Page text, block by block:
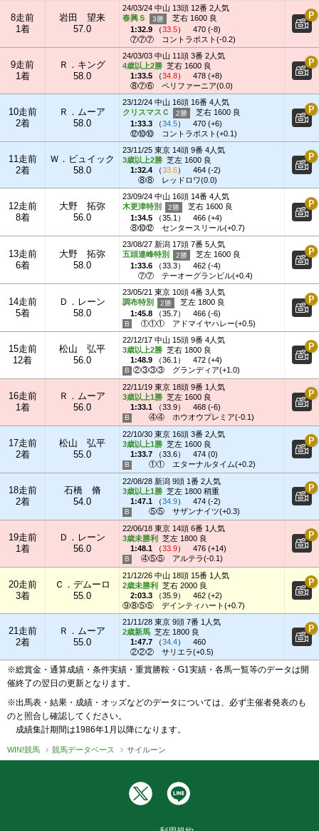
8走前
1着
岩田 望来
57.0
24/03/24 中山 13頭 12番 2人気
春興Ｓ
芝右 1600 良
1:32.9 （33.5）
470 (-8)
⑦⑦⑦
コントラポスト(-0.2)
9走前
1着
Ｒ．キング
58.0
24/03/03 中山 11頭 3番 2人気
4歳以上2勝 芝右 1600 良
1:33.5 （34.8）
478 (+8)
⑧⑦⑥
ペリファーニア(0.0)
10走前
2着
Ｒ．ムーア
58.0
23/12/24 中山 16頭 16番 4人気
クリスマスＣ
芝右 1600 良
1:33.3 （34.5）
470 (+6)
⑫⑩⑩
コントラポスト(+0.1)
11走前
2着
Ｗ．ビュイック
58.0
23/11/25 東京 14頭 9番 4人気
3歳以上2勝 芝左 1600 良
1:32.4 （33.6）
464 (-2)
⑧⑧
レッドロワ(0.0)
12走前
8着
大野 拓弥
56.0
23/09/24 中山 16頭 14番 4人気
木更津特別
芝右 1600 良
1:34.5 （35.1 ）
466 (+4)
⑧⑩⑫
センタースリール(+0.7)
13走前
6着
大野 拓弥
58.0
23/08/27 新潟 17頭 7番 5人気
五頭連峰特別
芝左 1600 良
1:33.6 （33.3）
462 (-4)
⑦⑦
テーオーグランビル(+0.4)
14走前
5着
Ｄ．レーン
58.0
23/05/21 東京 10頭 4番 3人気
調布特別
芝左 1800 良
1:45.8 （35.7）
466 (-6)
①①①
アドマイヤハレー(+0.5)
15走前
12着
松山 弘平
56.0
22/12/17 中山 15頭 9番 4人気
3歳以上2勝 芝右 1800 良
1:48.9 （36.1 ）
472 (+4)
②③③③
グランディア(+1.0)
16走前
1着
Ｒ．ムーア
56.0
22/11/19 東京 18頭 9番 1人気
3歳以上1勝 芝左 1600 良
1:33.1 （33.9）
468 (-6)
④④
ホウオウプレミア(-0.1)
17走前
2着
松山 弘平
55.0
22/10/30 東京 16頭 3番 2人気
3歳以上1勝 芝左 1600 良
1:33.7 （33.6）
474 (0)
①①
エターナルタイム(+0.2)
18走前
2着
石橋 脩
54.0
22/08/28 新潟 9頭 1番 2人気
3歳以上1勝 芝左 1800 稍重
1:47.1 （34.9）
474 (-2)
⑤⑤
サザンナイツ(+0.3)
19走前
1着
Ｄ．レーン
56.0
22/06/18 東京 14頭 6番 1人気
3歳未勝利
芝左 1800 良
1:48.1 （33.9）
476 (+14)
④⑤⑤
アルテラ(-0.1)
20走前
3着
Ｃ．デムーロ
55.0
21/12/26 中山 18頭 15番 1人気
2歳未勝利
芝右 2000 良
2:03.3 （35.9）
462 (+2)
⑨⑧⑤⑤
デインティハート(+0.7)
21走前
2着
Ｒ．ムーア
55.0
21/11/28 東京 9頭 7番 1人気
2歳新馬 芝左 1800 良
1:47.7 （34.4）
460
②②②
サリエラ(+0.5)
※総賞金・通算成績・条件実績・重賞勝鞍・G1実績・各馬一覧等のデータは開
催終了の翌日の更新となります。
※出馬表・結果・成績・オッズなどのデータについては、必ず主催者発表のも
のと照合し確認してください。
成績集計期間は1986年1月以降になります。
WIN!競馬 競馬データベース サイルーン